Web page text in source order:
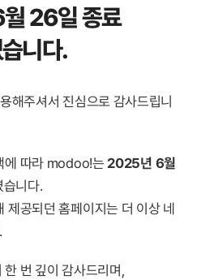
26일 종료
니다.
해주셔서 진심으로 감사드립니
에 따라 modoo!는 2025년 6월
습니다.
제공되던 홈페이지는 더 이상 네
번 깊이 감사드리며,